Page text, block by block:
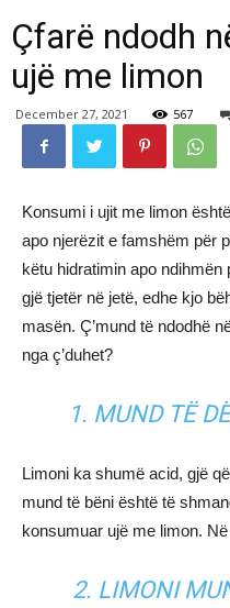
Çfarë ndodh
ujë me limon
December 27, 2021 567
Konsumi i ujit me limon
apo njerëzit e famshëm për
këtu hidratimin apo
gjë tjetër në jetë, edhe kjo
masën. Ç’mund të ndodhë
nga ç’duhet?
1. MUND TË
Limoni ka shumë acid, gjë
mund të bëni është të
konsumuar ujë me limon.
2. LIMONI